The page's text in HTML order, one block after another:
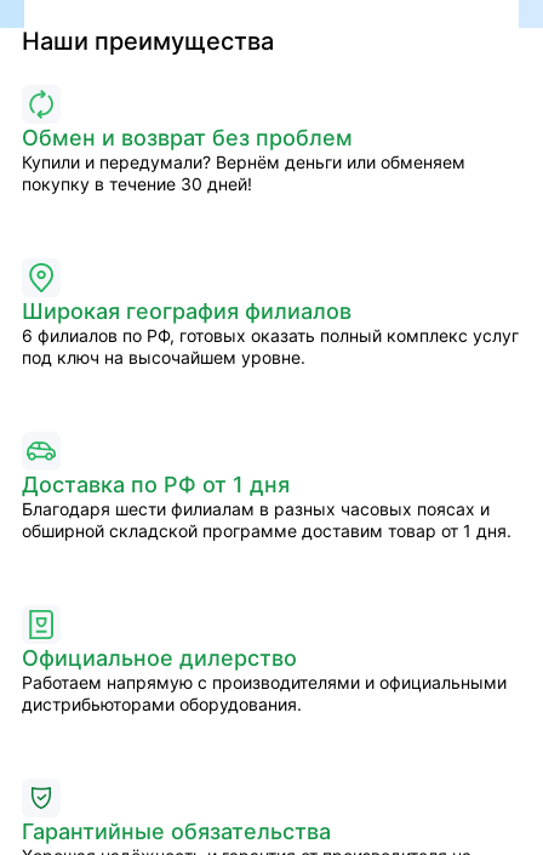
Наши преимущества
Обмен и возврат без проблем
Купили и передумали? Вернём деньги или обменяем
покупку в течение 30 дней!
Широкая география филиалов
6 филиалов по РФ, готовых оказать полный комплекс услуг
под ключ на высочайшем уровне.
Доставка по РФ от 1 дня
Благодаря шести филиалам в разных часовых поясах и
обширной складской программе доставим товар от 1 дня.
Официальное дилерство
Работаем напрямую с производителями и официальными
дистрибьюторами оборудования.
Гарантийные обязательства